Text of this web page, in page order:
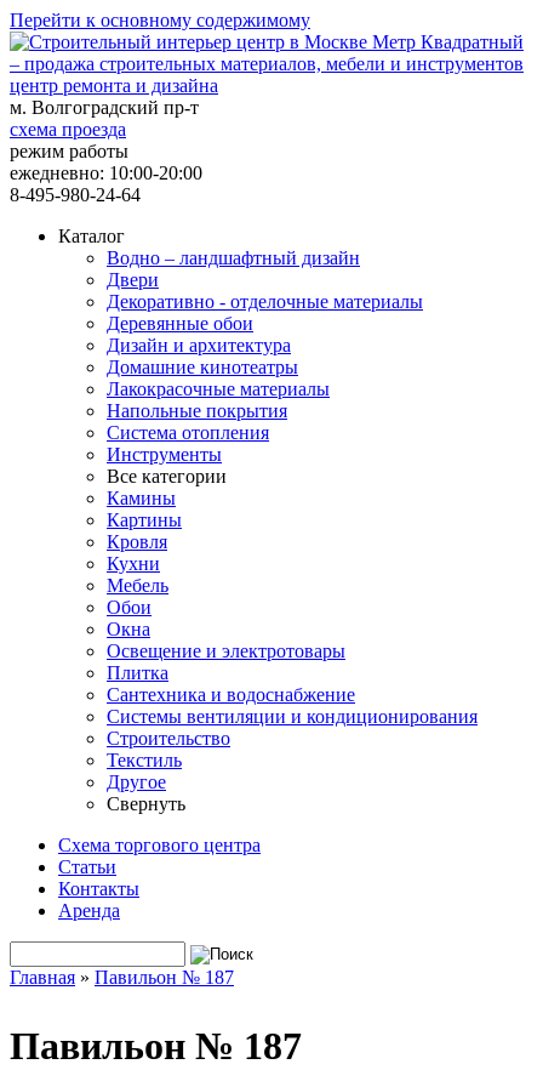
Перейти к основному содержимому
центр ремонта и дизайна
м. Волгоградский пр-т
схема проезда
режим работы
ежедневно: 10:00-20:00
8-495-980-24-64
Каталог
Водно – ландшафтный дизайн
Двери
Декоративно - отделочные материалы
Деревянные обои
Дизайн и архитектура
Домашние кинотеатры
Лакокрасочные материалы
Напольные покрытия
Система отопления
Инструменты
Все категории
Камины
Картины
Кровля
Кухни
Мебель
Обои
Окна
Освещение и электротовары
Плитка
Сантехника и водоснабжение
Системы вентиляции и кондиционирования
Строительство
Текстиль
Другое
Свернуть
Схема торгового центра
Статьи
Контакты
Аренда
Форма поиска
Главная » Павильон № 187
Павильон № 187